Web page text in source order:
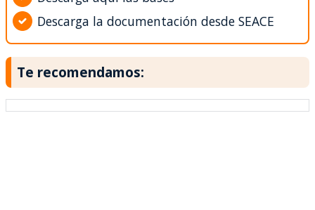
Descarga la documentación desde SEACE
Te recomendamos: